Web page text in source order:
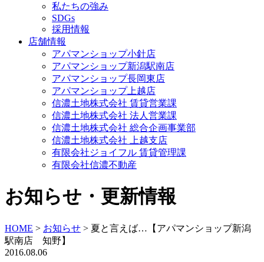
私たちの強み
SDGs
採用情報
店舗情報
アパマンショップ小針店
アパマンショップ新潟駅南店
アパマンショップ長岡東店
アパマンショップ上越店
信濃土地株式会社 賃貸営業課
信濃土地株式会社 法人営業課
信濃土地株式会社 総合企画事業部
信濃土地株式会社 上越支店
有限会社ジョイフル 賃貸管理課
有限会社信濃不動産
お知らせ・更新情報
HOME > お知らせ > 夏と言えば…【アパマンショップ新潟
駅南店 知野】
2016.08.06